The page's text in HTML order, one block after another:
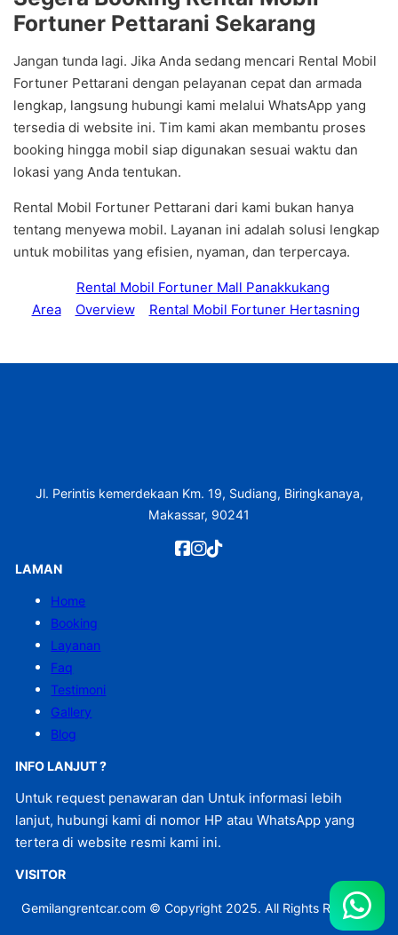
Fortuner Pettarani Sekarang
Jangan tunda lagi. Jika Anda sedang mencari Rental Mobil
Fortuner Pettarani dengan pelayanan cepat dan armada
lengkap, langsung hubungi kami melalui WhatsApp yang
tersedia di website ini. Tim kami akan membantu proses
booking hingga mobil siap digunakan sesuai waktu dan
lokasi yang Anda tentukan.
Rental Mobil Fortuner Pettarani dari kami bukan hanya
tentang menyewa mobil. Layanan ini adalah solusi lengkap
untuk mobilitas yang efisien, nyaman, dan terpercaya.
Rental Mobil Fortuner Mall Panakkukang
Area
Overview Rental Mobil Fortuner Hertasning
Jl. Perintis kemerdekaan Km. 19, Sudiang, Biringkanaya,
Makassar, 90241
LAMAN
Home
Booking
Layanan
Faq
Testimoni
Gallery
Blog
INFO LANJUT ?
Untuk request penawaran dan Untuk informasi lebih
lanjut, hubungi kami di nomor HP atau WhatsApp yang
tertera di website resmi kami ini.
VISITOR
Gemilangrentcar.com © Copyright 2025. All Rights Reserved